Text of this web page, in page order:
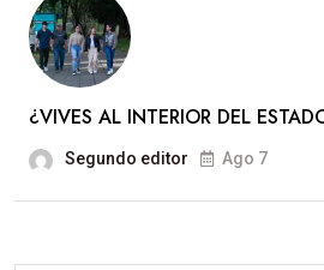
¿VIVES AL INTERIOR DEL
Segundo editor Ago 7